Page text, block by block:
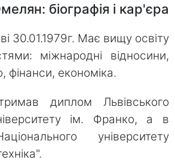
біографія і кар'єра
30.01.1979г. Має вищу освіту
міжнародні відносини,
фінанси, економіка.
диплом Львівського
ім. Франко, а в
університету